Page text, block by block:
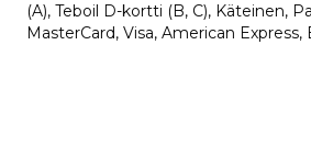
(A), Teboil D-kortti (B, C), Käteinen,
MasterCard, Visa, American Express,